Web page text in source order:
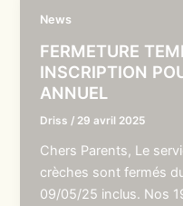
News
FERMETURE
INSCRIPTION
ANNUEL
Driss / 29 avril 2025
Chers Parents, Le
crèches sont fermés
09/05/25 inclus. Nos